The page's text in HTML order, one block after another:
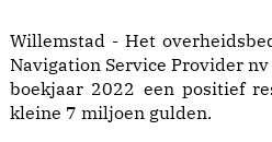
Willemstad - Het
Navigation Service Provider nv
boekjaar 2022 een positief
kleine 7 miljoen gulden.